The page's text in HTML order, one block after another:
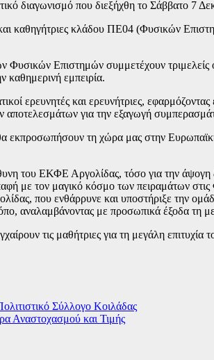
διαγωνισμό που διεξήχθη το Σάββατο 7
καθηγήτριες κλάδου ΠΕ04 (Φυσικών
Επιστημών συμμετέχουν τριμελείς
καθημερινή εμπειρία.
ερευνητές και ερευνήτριες,
αποτελεσμάτων για την εξαγωγή
εκπροσωπήσουν τη χώρα μας στην
του ΕΚΦΕ Αργολίδας, τόσο για την άψογη
με τον μαγικό κόσμο των πειραμάτων
που ενθάρρυνε και υποστήριξε την
αναλαμβάνοντας με προσωπικά έξοδα τη
τις μαθήτριες για τη μεγάλη επιτυχία
Σύλλογο Κοιλάδας
Αναστοχασμού και Τιμής